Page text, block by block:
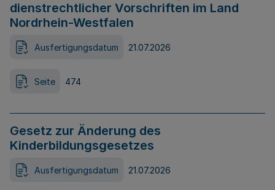
dienstrechtlicher Vorschriften im Land
Nordrhein-Westfalen
Ausfertigungsdatum 21.07.2026
Seite 474
Gesetz zur Änderung des
Kinderbildungsgesetzes
Ausfertigungsdatum 21.07.2026